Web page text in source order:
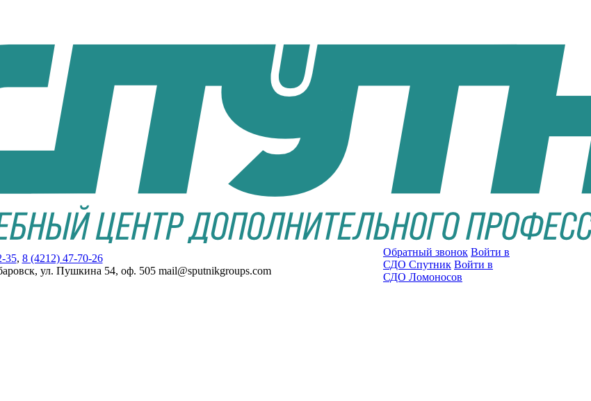
35, 8 (4212) 47-70-26
ул. Пушкина 54, оф. 505 mail@sputnikgroups.com
Обратный звонок Войти в
СДО Спутник Войти в
СДО Ломоносов